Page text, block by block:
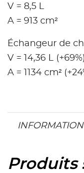
V = 8,5 L
A = 913 cm²
Échangeur de
V = 14,36 L (+69%)
A = 1134 cm²
Produits